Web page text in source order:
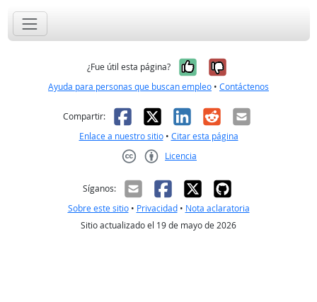
¿Fue útil esta página? Sí, fue útil
No, no fue
Ayuda para personas que buscan empleo • Contáctenos
Compartir: Facebook
X LinkedIn
RedditCorreo
Enlace a nuestro sitio• Citar esta página
Licencia
Síganos:
Sobre este sitio• Privacidad• Nota aclaratoria
Sitio actualizado el 19 de mayo de 2026